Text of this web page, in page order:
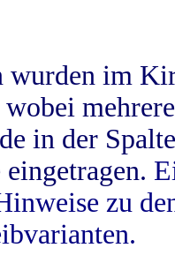
wurden im
in der
zu